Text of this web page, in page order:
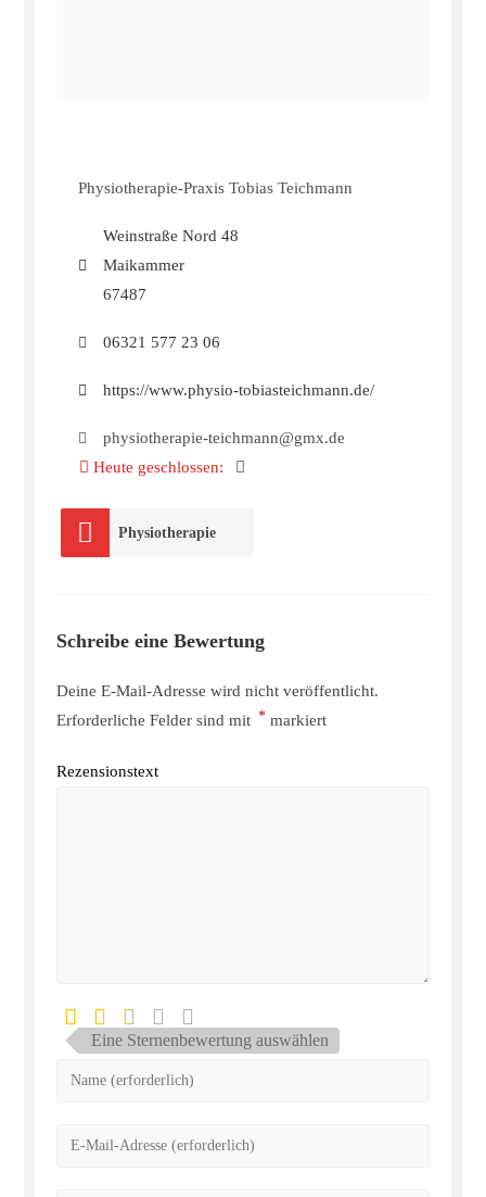
Physiotherapie-Praxis Tobias Teichmann
Weinstraße Nord 48
Maikammer
67487
06321 577 23 06
https://www.physio-tobiasteichmann.de/
physiotherapie-teichmann@gmx.de
Heute geschlossen:
Physiotherapie
Schreibe eine Bewertung
Deine E-Mail-Adresse wird nicht veröffentlicht.
Erforderliche Felder sind mit * markiert
Rezensionstext
Eine Sternenbewertung auswählen